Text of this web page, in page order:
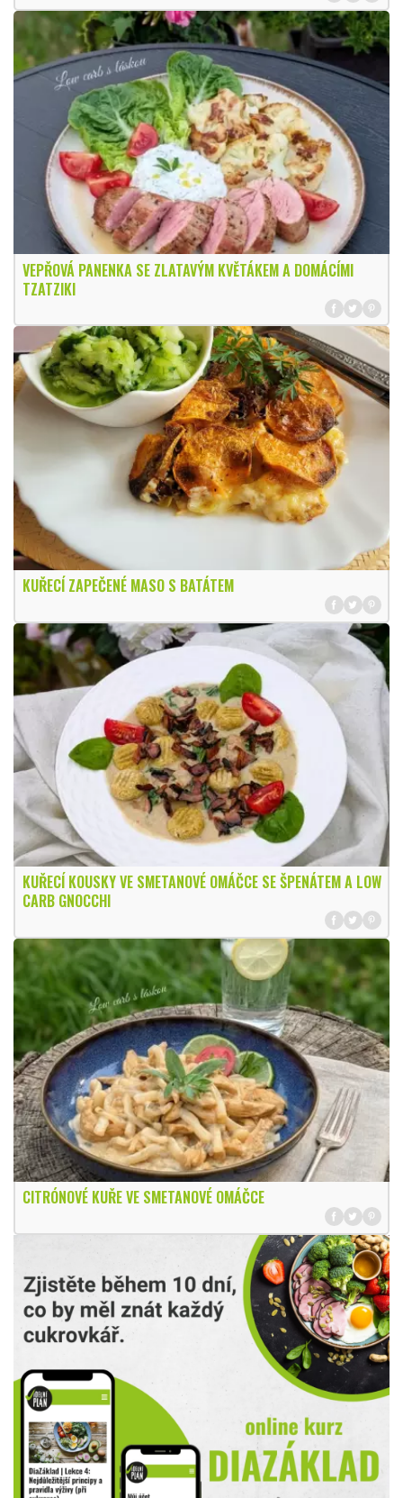
VEPŘOVÁ PANENKA SE ZLATAVÝM KVĚTÁKEM A DOMÁCÍMI
TZATZIKI
KUŘECÍ ZAPEČENÉ MASO S BATÁTEM
KUŘECÍ KOUSKY VE SMETANOVÉ OMÁČCE SE ŠPENÁTEM A LOW
CARB GNOCCHI
CITRÓNOVÉ KUŘE VE SMETANOVÉ OMÁČCE